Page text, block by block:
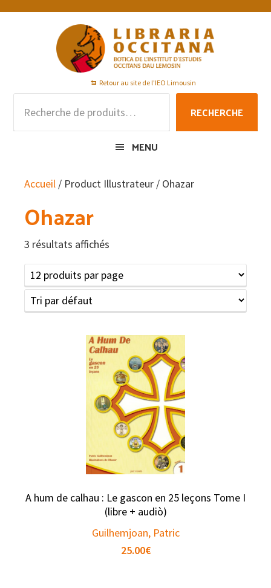
Passer
Passer
Passer
Retour au site de l'IEO Limousin
pour :
RECHERCHE
MENU
Accueil / Product Illustrateur / Ohazar
Ohazar
3 résultats affichés
A hum de calhau : Le gascon en 25 leçons Tome I
(libre + audiò)
Guilhemjoan, Patric
25.00€